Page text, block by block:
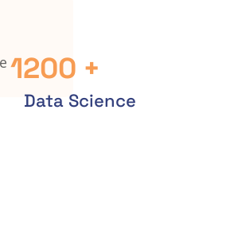
1200 +
Data Science